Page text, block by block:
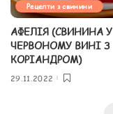
Рецепти з свинини
АФЕЛІЯ (СВИНИНА У
ЧЕРВОНОМУ ВИНІ З
КОРІАНДРОМ)
29.11.2022